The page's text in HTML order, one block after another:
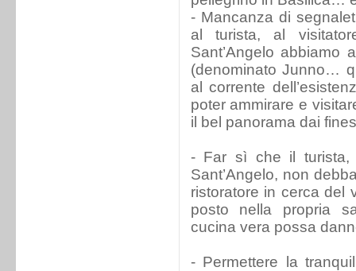
- Mancanza di
al turista, al
Sant’Angelo abbiamo
(denominato Junno…
al corrente
poter ammirare e
il bel panorama dai
- Far sì che il turista,
Sant’Angelo, non
ristoratore in cerca del
posto nella propria
cucina vera possa
- Permettere la